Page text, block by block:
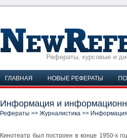
ГЛАВНАЯ НОВЫЕ РЕФЕРАТЫ
Информация и
Рефераты >> Журналистика >>
Кинотеатр был построен в конце 1950-х